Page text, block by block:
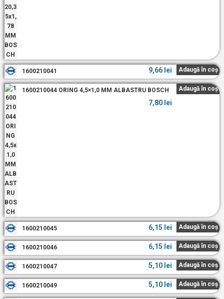
1600210041 9,66 lei Adaugă în coș
1600210044 ORING 4,5×1,0 MM ALBASTRU BOSCH
7,80 lei
Adaugă în coș
1600210045 6,15 lei Adaugă în coș
1600210046 6,15 lei Adaugă în coș
1600210047 5,10 lei Adaugă în coș
1600210049 5,10 lei Adaugă în coș